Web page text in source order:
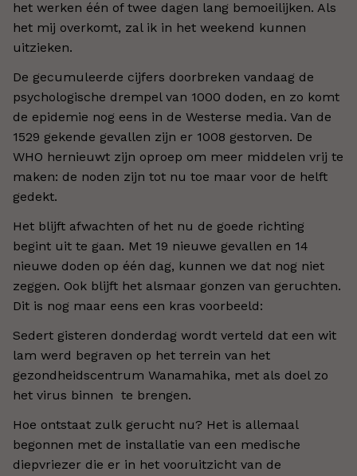
het werken één of twee dagen lang bemoeilijken. Als
het mij overkomt, zal ik in het weekend kunnen
uitzieken.
De gecumuleerde cijfers doorbreken vandaag de
psychologische drempel van 1000 doden, en zo komt
de epidemie nog eens in de Westerse media. Van de
1529 gekende gevallen zijn er 1008 gestorven. De
WHO hernieuwt zijn oproep om meer middelen vrij te
maken: de noden zijn tot nu toe maar voor de helft
gedekt.
Het blijft afwachten of het nu de goede richting
begint uit te gaan. Met 19 nieuwe gevallen en 14
nieuwe doden op één dag, kunnen we dat nog niet
zeggen. Ook blijft het alsmaar gonzen van geruchten.
Dit is nog maar eens een kras voorbeeld:
Sedert gisteren donderdag wordt verteld dat een wit
lam werd begraven op het terrein van het
gezondheidscentrum Wanamahika, met als doel zo
het virus binnen te brengen.
Hoe ontstaat zulk gerucht nu? Het is allemaal
begonnen met de installatie van een medische
diepvriezer die er in het vooruitzicht van de